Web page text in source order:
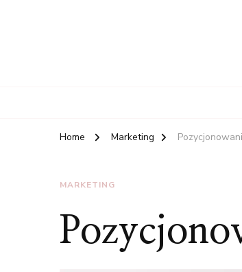
Home Marketing
MARKETING